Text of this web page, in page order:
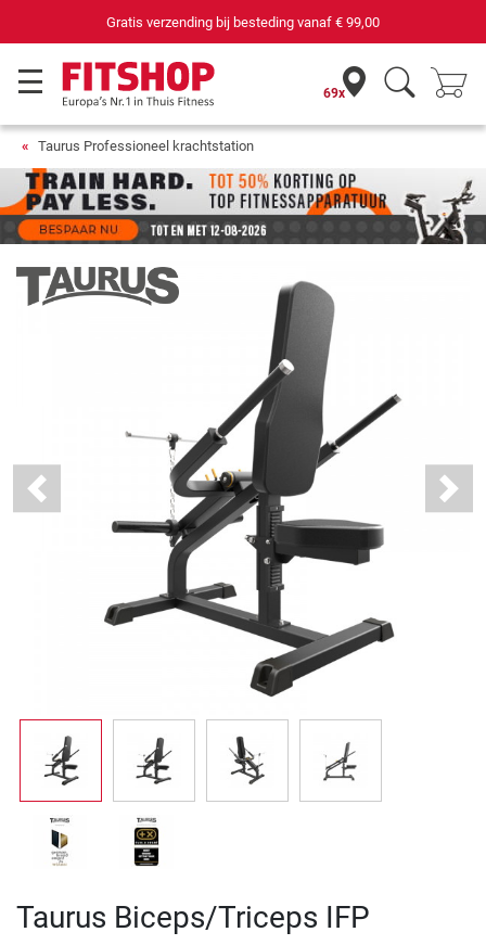
69 filialen met 75 eigen servicemonteurs
69x
Taurus Professioneel krachtstation
Previous Next
Taurus Biceps/Triceps IFP